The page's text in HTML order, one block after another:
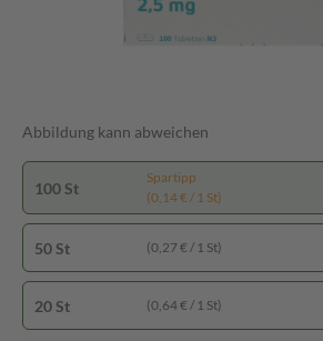
Abbildung kann abweichen
100 St
Spartipp
(0,14 € / 1 St)
50 St (0,27 € / 1 St)
20 St (0,64 € / 1 St)